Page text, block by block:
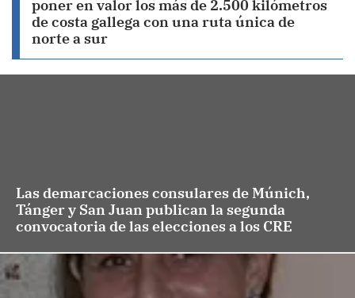
poner en valor los más de 2.500 kilómetros
de costa gallega con una ruta única de
norte a sur
Las demarcaciones consulares de Múnich,
Tánger y San Juan publican la segunda
convocatoria de las elecciones a los CRE